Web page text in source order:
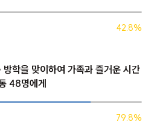
42.8%
을 맞이하여 가족과 즐거운 시간
48명에게
79.8%